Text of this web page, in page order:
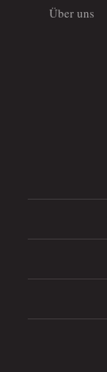
Über uns